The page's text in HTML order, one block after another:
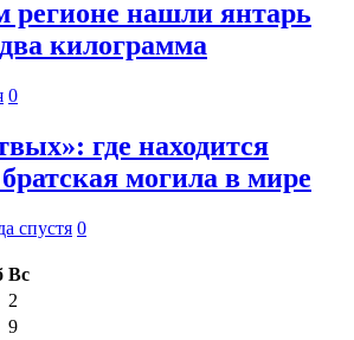
регионе нашли янтарь
килограмма
0
где находится
могила в мире
спустя 0
Вс
2
9